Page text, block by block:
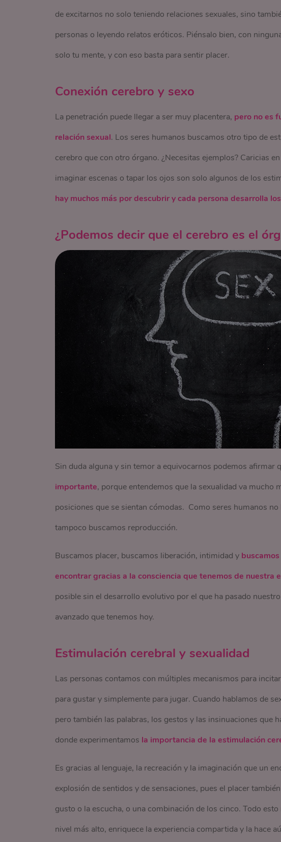
de excitarnos no solo teniendo relaciones sexuales, sino
personas o leyendo relatos eróticos. Piénsalo bien, con
solo tu mente, y con eso basta para sentir placer.
Conexión cerebro y sexo
La penetración puede llegar a ser muy placentera, pero no es
relación sexual. Los seres humanos buscamos otro tipo de
cerebro que con otro órgano. ¿Necesitas ejemplos? Caricias
imaginar escenas o tapar los ojos son solo algunos de los
hay muchos más por descubrir y cada persona desarrolla
¿Podemos decir que el cerebro es el
Sin duda alguna y sin temor a equivocarnos podemos afirmar
importante, porque entendemos que la sexualidad va mucho
posiciones que se sientan cómodas. Como seres humanos
tampoco buscamos reproducción.
Buscamos placer, buscamos liberación, intimidad y
encontrar gracias a la consciencia que tenemos de nuestra
posible sin el desarrollo evolutivo por el que ha pasado
avanzado que tenemos hoy.
Estimulación cerebral y sexualidad
Las personas contamos con múltiples mecanismos para
para gustar y simplemente para jugar. Cuando hablamos de
pero también las palabras, los gestos y las insinuaciones que
donde experimentamos la importancia de la estimulación
Es gracias al lenguaje, la recreación y la imaginación que un
explosión de sentidos y de sensaciones, pues el placer
gusto o la escucha, o una combinación de los cinco. Todo
nivel más alto, enriquece la experiencia compartida y la hace